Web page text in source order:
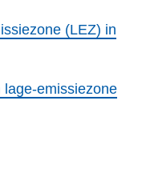
(LEZ) in
emissiezone